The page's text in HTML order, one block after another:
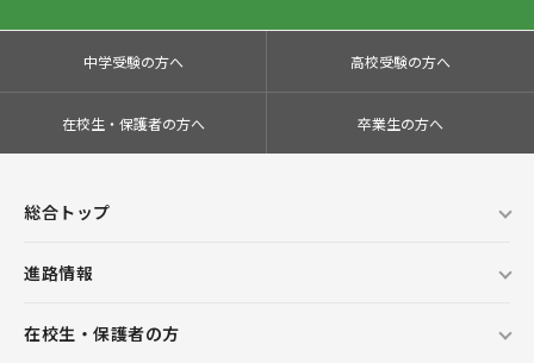
中学受験の方へ 高校受験の方へ
在校生・保護者の方へ 卒業生の方へ
総合トップ
進路情報
在校生・保護者の方